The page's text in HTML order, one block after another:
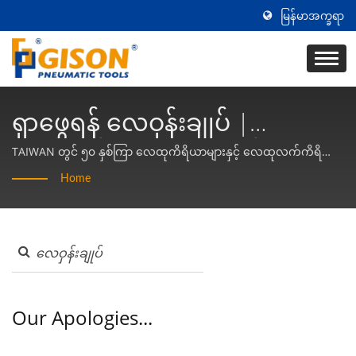
မြန်မာအက္ခရာ
ရှာဖွေရန် လေဝှန်းချုပ် |
လက်ကိုင်လေကိရိယာနှင့် လေ
ထုတ်ကိရိယာ ထုတ်လုပ်သူ -
Gison
TAIWAN တွင် ၅၀ နှစ်ကြာ လေထုကိရိယာများနှင့် လေထုလက်ကိရိယာ
များ ထုတ်လုပ်သူ | Gison
Home
Our Apologies...